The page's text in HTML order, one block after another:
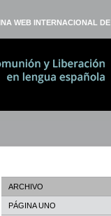
WEB INTERNACIONAL DE
ARCHIVO
PÁGINA UNO